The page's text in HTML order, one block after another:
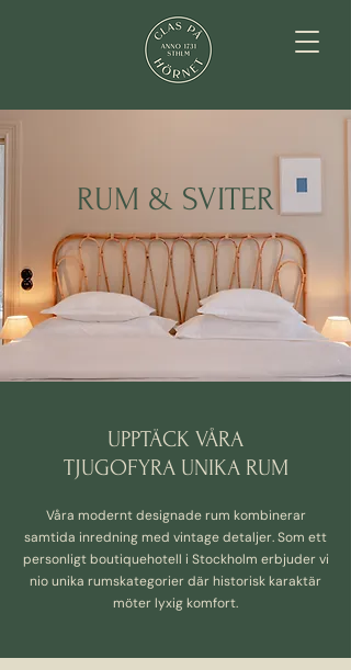
RUM & SVITER
UPPTÄCK VÅRA
TJUGOFYRA UNIKA RUM
Våra modernt designade rum kombinerar
samtida inredning med vintage detaljer. Som ett
personligt boutiquehotell i Stockholm erbjuder vi
nio unika rumskategorier där historisk karaktär
möter lyxig komfort.